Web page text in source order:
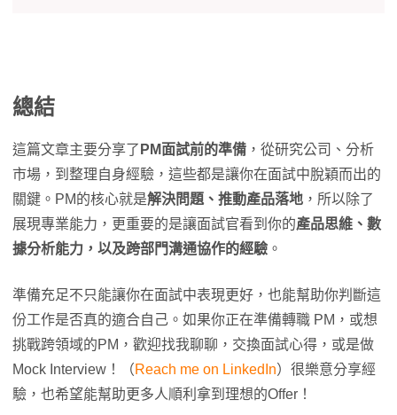
總結
這篇文章主要分享了 PM面試前的準備 ，從研究公司、分析
市場，到整理自身經驗，這些都是讓你在面試中脫穎而出的
關鍵。PM的核心就是解決問題、推動產品落地 ，所以除了
展現專業能力，更重要的是讓面試官看到你的產品思維、數
據分析能力，以及跨部門溝通協作的經驗 。
準備充足不只能讓你在面試中表現更好，也能幫助你判斷這
份工作是否真的適合自己。如果你正在準備轉職 PM，或想
挑戰跨領域的PM，歡迎找我聊聊，交換面試心得，或是做
Mock Interview！（Reach me on LinkedIn）很樂意分享經
驗，也希望能幫助更多人順利拿到理想的Offer！